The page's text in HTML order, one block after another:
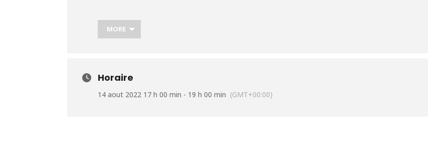
pionniers du blues touareg, il apprend la guitare et écrit des chansons afin de rendre possible la paix et
l’indépendance de son peuple. Tisdass viendra dans une formule acoustique distiller ce chaud blues du
MORE
Horaire
14 aout 2022 17 h 00 min - 19 h 00 min (GMT+00:00)